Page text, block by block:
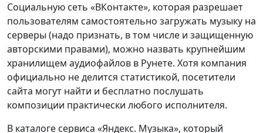
Социальную сеть «ВКонтакте», которая разрешает
пользователям самостоятельно загружать музыку на
серверы (надо признать, в том числе и защищенную
авторскими правами), можно назвать крупнейшим
хранилищем аудиофайлов в Рунете. Хотя компания
официально не делится статистикой, посетители
сайта могут найти и бесплатно послушать
композиции практически любого исполнителя.
В каталоге сервиса «Яндекс. Музыка», который